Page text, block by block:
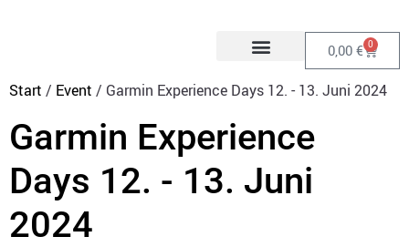
0,00 € 0
Start / Event / Garmin Experience Days 12. - 13. Juni 2024
Garmin Experience
Days 12. - 13. Juni
2024